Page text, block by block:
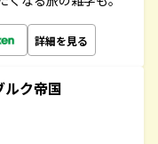
詳細を見る
ク帝国